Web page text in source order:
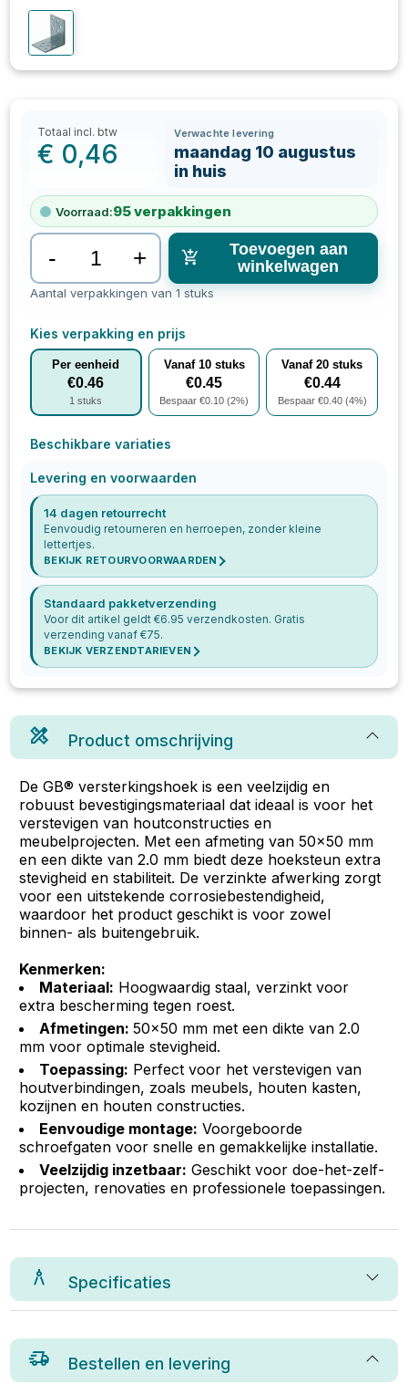
Totaal incl. btw
€ 0,46
Verwachte levering
maandag 10 augustus
in huis
Voorraad:95verpakkingen
- +
Toevoegen aan
winkelwagen
Aantal verpakkingen van 1 stuks
Kies verpakking en prijs
Per eenheid
€0.46
1 stuks
Vanaf 10stuks
€0.45
Bespaar €0.10 (2%)
Vanaf20 stuks
€0.44
Bespaar €0.40(4%)
Beschikbare variaties
Levering en voorwaarden
14 dagen retourrecht
Eenvoudig retourneren en herroepen, zonder kleine
lettertjes.
BEKIJK RETOURVOORWAARDEN
Standaard pakketverzending
Voor dit artikel geldt €6.95 verzendkosten. Gratis
verzending vanaf €75.
BEKIJK VERZENDTARIEVEN
Product omschrijving
De GB® versterkingshoek is een veelzijdig en
robuust bevestigingsmateriaal dat ideaal is voor het
verstevigen van houtconstructies en
meubelprojecten. Met een afmeting van 50x50 mm
en een dikte van 2.0 mm biedt deze hoeksteun extra
stevigheid en stabiliteit. De verzinkte afwerking zorgt
voor een uitstekende corrosiebestendigheid,
waardoor het product geschikt is voor zowel
binnen- als buitengebruik.
Kenmerken:
Materiaal: Hoogwaardig staal, verzinkt voor
extra bescherming tegen roest.
Afmetingen:50x50 mm met een dikte van 2.0
mm voor optimale stevigheid.
Toepassing: Perfect voor het verstevigen van
houtverbindingen, zoals meubels, houten kasten,
kozijnen en houten constructies.
Eenvoudige montage: Voorgeboorde
schroefgaten voor snelle en gemakkelijke installatie.
Veelzijdig inzetbaar: Geschikt voor doe-het-zelf-
projecten, renovaties en professionele toepassingen.
Specificaties
Bestellen en levering